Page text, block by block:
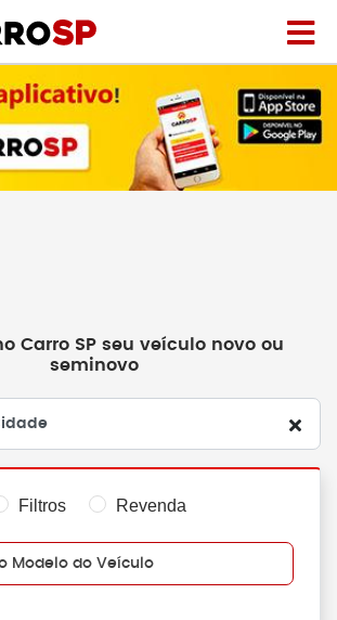
Carro SP seu veículo novo ou
seminovo
Filtros Revenda
Modelo do Veículo